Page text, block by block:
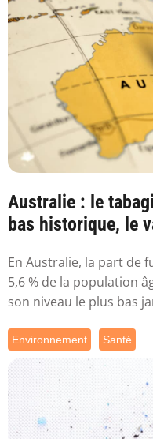
Australie : le
bas historique, le
En Australie, la part de
5,6 % de la population
son niveau le plus bas
Environnement Santé